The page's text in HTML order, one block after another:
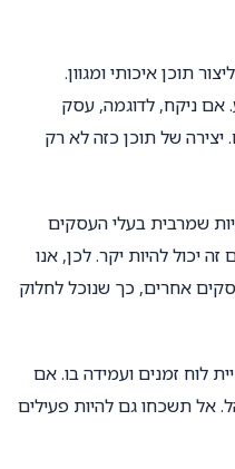
תוכן איכותי ומגוון.
אם ניקח, לדוגמה, עסק
של תוכן כזה לא רק
שמרבית בעלי העסקים
יכול להיות יקר. לכן, אנו
אחרים, כך שנוכל לחלוק
לוח זמנים ועמידה בו. אם
אל תשכחו גם להיות פעילים